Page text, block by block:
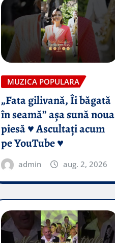
MUZICA POPULARA
„Fata gilivană, Îi băgată
în seamă” așa sună noua
piesă ♥️ Ascultați acum
pe YouTube ♥️
admin aug. 2, 2026